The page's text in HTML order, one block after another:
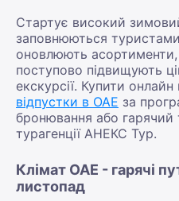
Стартує високий
заповнюються
оновлюють асортименти,
поступово підвищують
екскурсії. Купити онлайн
відпустки в ОАЕ за
бронювання або гарячий
турагенції АНЕКС Тур.
Клімат ОАЕ - гарячі
листопад